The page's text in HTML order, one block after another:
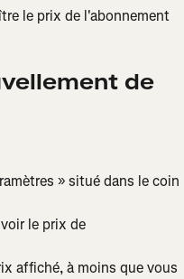
le prix de l'abonnement
de
» situé dans le coin
le prix de
affiché, à moins que vous